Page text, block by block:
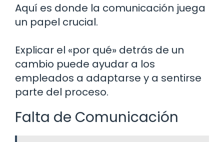
Aquí es donde la comunicación juega
un papel crucial.
Explicar el «por qué» detrás de un
cambio puede ayudar a los
empleados a adaptarse y a sentirse
parte del proceso.
Falta de Comunicación